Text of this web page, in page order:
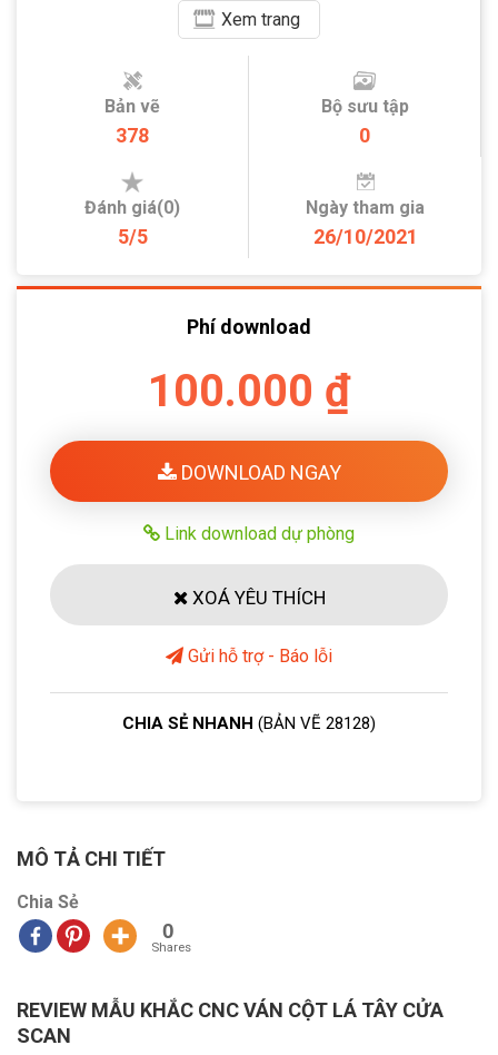
Xemtrang
Bản vẽ
378
Bộ sưu tập
0
Đánh giá(0)
5/5
Ngày tham gia
26/10/2021
Phí download
100.000 ₫
DOWNLOAD NGAY
Link download dự phòng
XOÁ YÊU THÍCH
Gửi hỗ trợ - Báo lỗi
CHIA SẺ NHANH (BẢN VẼ 28128)
MÔ TẢ CHI TIẾT
Chia Sẻ
0
Shares
REVIEW MẪU KHẮC CNC VÁN CỘT LÁ TÂY CỬA
SCAN